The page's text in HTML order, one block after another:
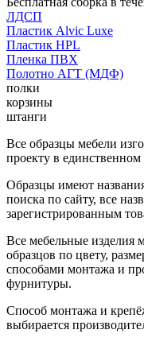
ЛДСП
Пластик Alvic Luxe
Пластик HPL
Пленка ПВХ
Полотно АГТ (МДФ)
полки
корзины
штанги
Все образцы мебели
проекту в единственном
Образцы имеют
поиска по сайту, все
зарегистрированным
Все мебельные изделия
образцов по цвету,
способами монтажа и
фурнитуры.
Способ монтажа и
выбирается